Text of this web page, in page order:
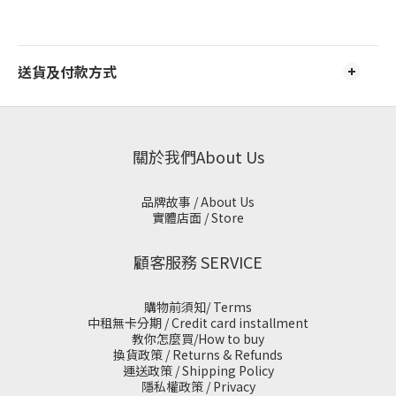
送貨及付款方式
關於我們About Us
品牌故事 / About Us
實體店面 / Store
顧客服務 SERVICE
購物前須知/ Terms
中租無卡分期 / Credit card installment
教你怎麼買/How to buy
換貨政策 / Returns & Refunds
運送政策 / Shipping Policy
隱私權政策 / Privacy